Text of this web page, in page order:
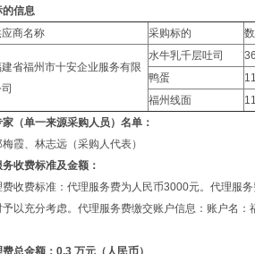
的信息
商名称 采购标的
省福州市十安企业服务有限
水牛乳千层吐司
鸭蛋
福州线面
（单一来源采购人员）名单：
霞、林志远（采购人代表）
收费标准及金额：
收费标准：代理服务费为人民币3000元。代理服
以充分考虑。代理服务费缴交账户信息：账户名
总金额：0.3 万元（人民币）